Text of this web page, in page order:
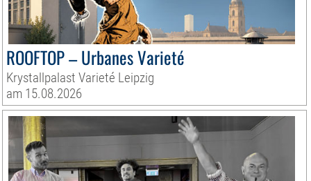
ROOFTOP – Urbanes Varieté
Krystallpalast Varieté Leipzig
am 15.08.2026